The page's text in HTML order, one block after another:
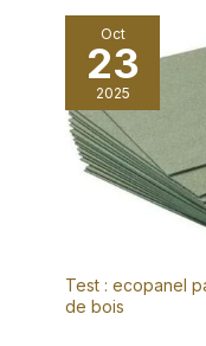
Oct
23
2025
Test : ecopanel
de bois